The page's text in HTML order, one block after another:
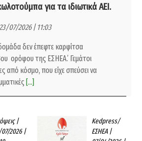
για τα ιδιωτικά ΑΕΙ.
07/2026 | 11:03
δεν έπεφτε καρφίτσα
ορόφου της ΕΣΗΕΑ.’ Γεμάτοι
από κόσμο, που είχε σπεύσει να
[...]
|
2026 |
Kedpress/
ΕΣΗΕΑ|